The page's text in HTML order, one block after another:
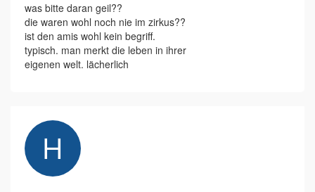
was bitte daran geil??
die waren wohl noch nie im zirkus??
ist den amis wohl kein begriff.
typisch. man merkt die leben in ihrer
eigenen welt. lächerlich